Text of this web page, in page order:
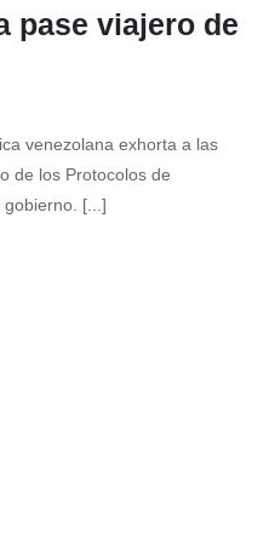
pase viajero de
venezolana exhorta a las
de los Protocolos de
[...]